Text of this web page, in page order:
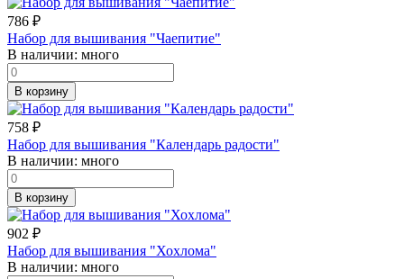
786 ₽
Набор для вышивания "Чаепитие"
В наличии: много
В корзину
758 ₽
Набор для вышивания "Календарь радости"
В наличии: много
В корзину
902 ₽
Набор для вышивания "Хохлома"
В наличии: много